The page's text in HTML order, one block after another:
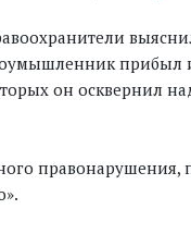
прибыл
он осквернил
правонарушения,